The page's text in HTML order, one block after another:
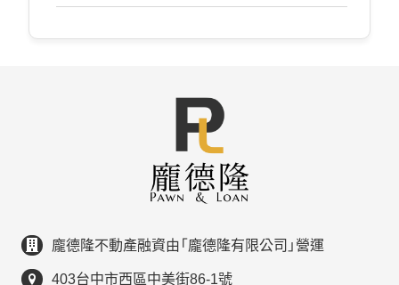
龐德隆不動產融資由「龐德隆有限公司」營運
403台中市西區中美街86-1號